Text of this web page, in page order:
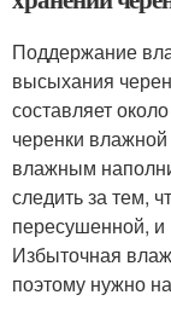
Поддержание
высыхания
составляет
черенки
влажным
следить за тем,
пересушенной, и
Избыточная
поэтому нужно